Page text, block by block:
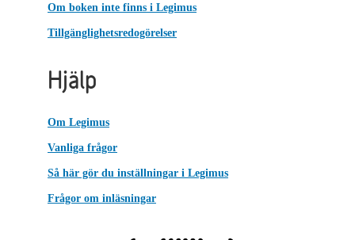
Om boken inte finns i Legimus
Tillgänglighetsredogörelser
Hjälp
Om Legimus
Vanliga frågor
Så här gör du inställningar i Legimus
Frågor om inläsningar